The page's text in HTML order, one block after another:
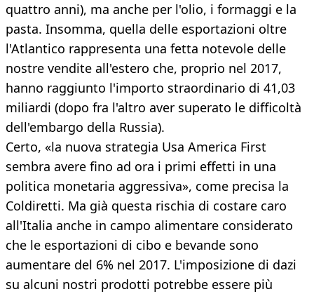
quattro anni), ma anche per l'olio, i formaggi e la
pasta. Insomma, quella delle esportazioni oltre
l'Atlantico rappresenta una fetta notevole delle
nostre vendite all'estero che, proprio nel 2017,
hanno raggiunto l'importo straordinario di 41,03
miliardi (dopo fra l'altro aver superato le difficoltà
dell'embargo della Russia).
Certo, «la nuova strategia Usa America First
sembra avere fino ad ora i primi effetti in una
politica monetaria aggressiva», come precisa la
Coldiretti. Ma già questa rischia di costare caro
all'Italia anche in campo alimentare considerato
che le esportazioni di cibo e bevande sono
aumentare del 6% nel 2017. L'imposizione di dazi
su alcuni nostri prodotti potrebbe essere più